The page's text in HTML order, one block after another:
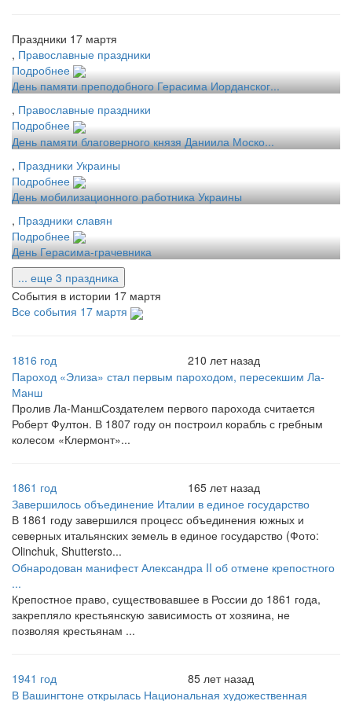
Праздники 17 мартя
, Православные праздники
Подробнее
День памяти преподобного Герасима Иорданског...
, Православные праздники
Подробнее
День памяти благоверного князя Даниила Моско...
, Праздники Украины
Подробнее
День мобилизационного работника Украины
, Праздники славян
Подробнее
День Герасима-грачевника
... еще 3 праздника
События в истории 17 мартя
Все события 17 мартя
1816 год
210 лет назад
Пароход «Элиза» стал первым пароходом, пересекшим Ла-
Манш
Пролив Ла-МаншСоздателем первого парохода считается
Роберт Фултон. В 1807 году он построил корабль с гребным
колесом «Клермонт»...
1861 год
165 лет назад
Завершилось объединение Италии в единое государство
В 1861 году завершился процесс объединения южных и
северных итальянских земель в единое государство (Фото:
Olinchuk, Shuttersto...
Обнародован манифест Александра II об отмене крепостного
...
Крепостное право, существовавшее в России до 1861 года,
закрепляло крестьянскую зависимость от хозяина, не
позволяя крестьянам ...
1941 год
85 лет назад
В Вашингтоне открылась Национальная художественная